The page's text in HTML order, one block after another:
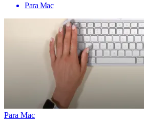
Para Mac
Para Mac